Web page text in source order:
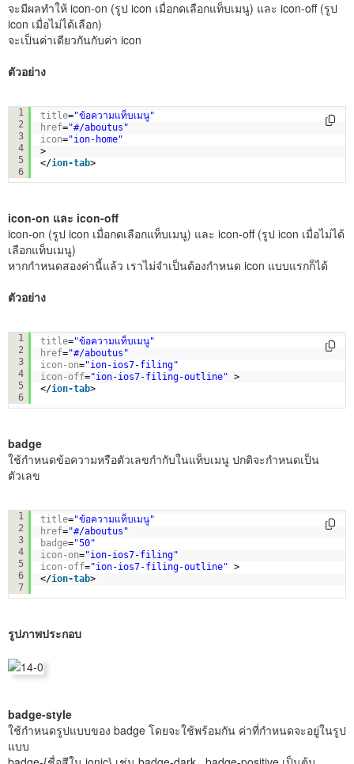
จะมีผลทำให้ icon-on (รูป icon เมื่อกดเลือกแท็บเมนู) และ icon-off (รูป
icon เมื่อไม่ได้เลือก)
จะเป็นค่าเดียวกันกับค่า icon
ตัวอย่าง
1
2
3
4
5
6
title="ข้อความแท็บเมนู"
href="#/aboutus"
icon="ion-home"
>
</ion-tab>
icon-on และ icon-off
icon-on (รูป icon เมื่อกดเลือกแท็บเมนู) และ icon-off (รูป icon เมื่อไม่ได้
เลือกแท็บเมนู)
หากกำหนดสองค่านี้แล้ว เราไม่จำเป็นต้องกำหนด icon แบบแรกก็ได้
ตัวอย่าง
1
2
3
4
5
6
title="ข้อความแท็บเมนู"
href="#/aboutus"
icon-on="ion-ios7-filing"
icon-off="ion-ios7-filing-outline" >
</ion-tab>
badge
ใช้กำหนดข้อความหรือตัวเลขกำกับในแท็บเมนู ปกติจะกำหนดเป็น
ตัวเลข
1
2
3
4
5
6
7
title="ข้อความแท็บเมนู"
href="#/aboutus"
badge="50"
icon-on="ion-ios7-filing"
icon-off="ion-ios7-filing-outline" >
</ion-tab>
รูปภาพประกอบ
badge-style
ใช้กำหนดรูปแบบของ badge โดยจะใช้พร้อมกัน ค่าที่กำหนดจะอยู่ในรูป
แบบ